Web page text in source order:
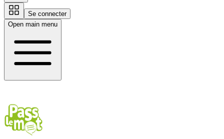
Se connecter
Open main menu